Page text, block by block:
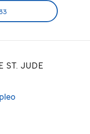
ST. JUDE